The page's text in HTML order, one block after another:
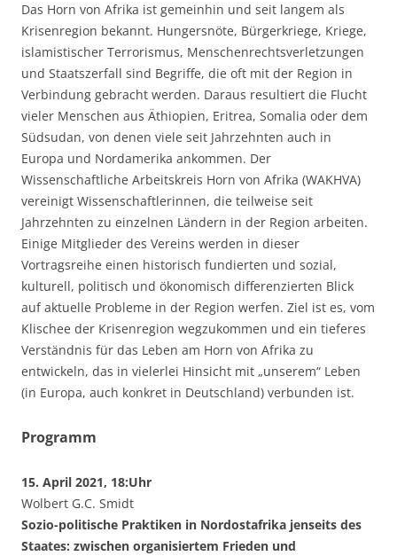
Das Horn von Afrika ist gemeinhin und seit langem als
Krisenregion bekannt. Hungersnöte, Bürgerkriege, Kriege,
islamistischer Terrorismus, Menschenrechtsverletzungen
und Staatszerfall sind Begriffe, die oft mit der Region in
Verbindung gebracht werden. Daraus resultiert die Flucht
vieler Menschen aus Äthiopien, Eritrea, Somalia oder dem
Südsudan, von denen viele seit Jahrzehnten auch in
Europa und Nordamerika ankommen. Der
Wissenschaftliche Arbeitskreis Horn von Afrika (WAKHVA)
vereinigt Wissenschaftlerinnen, die teilweise seit
Jahrzehnten zu einzelnen Ländern in der Region arbeiten.
Einige Mitglieder des Vereins werden in dieser
Vortragsreihe einen historisch fundierten und sozial,
kulturell, politisch und ökonomisch differenzierten Blick
auf aktuelle Probleme in der Region werfen. Ziel ist es, vom
Klischee der Krisenregion wegzukommen und ein tieferes
Verständnis für das Leben am Horn von Afrika zu
entwickeln, das in vielerlei Hinsicht mit „unserem“ Leben
(in Europa, auch konkret in Deutschland) verbunden ist.
Programm
15. April 2021, 18:Uhr
Wolbert G.C. Smidt
Sozio-politische Praktiken in Nordostafrika jenseits des
Staates: zwischen organisiertem Frieden und